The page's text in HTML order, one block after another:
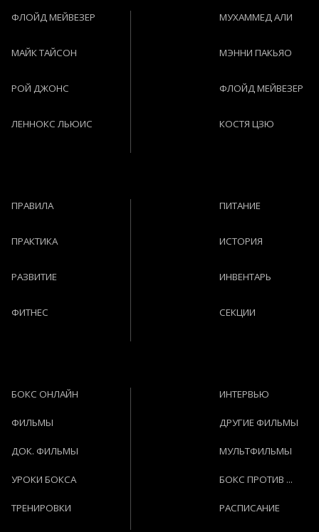
ФЛОЙД МЕЙВЕЗЕР
МАЙК ТАЙСОН
РОЙ ДЖОНС
ЛЕННОКС ЛЬЮИС
МУХАММЕД АЛИ
МЭННИ ПАКЬЯО
ФЛОЙД МЕЙВЕЗЕР
КОСТЯ ЦЗЮ
ПРАВИЛА
ПРАКТИКА
РАЗВИТИЕ
ФИТНЕС
ПИТАНИЕ
ИСТОРИЯ
ИНВЕНТАРЬ
СЕКЦИИ
БОКС ОНЛАЙН
ФИЛЬМЫ
ДОК. ФИЛЬМЫ
УРОКИ БОКСА
ТРЕНИРОВКИ
ИНТЕРВЬЮ
ДРУГИЕ ФИЛЬМЫ
МУЛЬТФИЛЬМЫ
БОКС ПРОТИВ ...
РАСПИСАНИЕ